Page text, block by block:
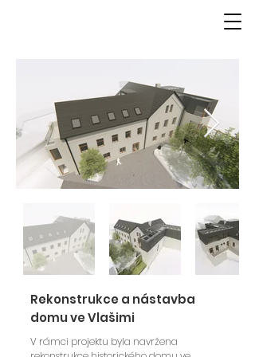
Rekonstrukce a nástavba
domu ve Vlašimi
V rámci projektu byla navržena